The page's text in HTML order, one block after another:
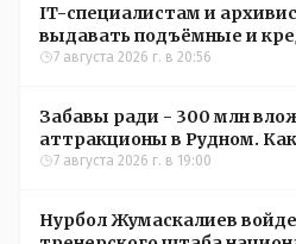
IT-специалистам и
выдавать подъёмные и
сёлах Казахстана
7 августа 2026 г. в 20:56
Забавы ради - 300 млн
аттракционы в Рудном.
окупятся?
7 августа 2026 г. в 19:00
Нурбол Жумаскалиев